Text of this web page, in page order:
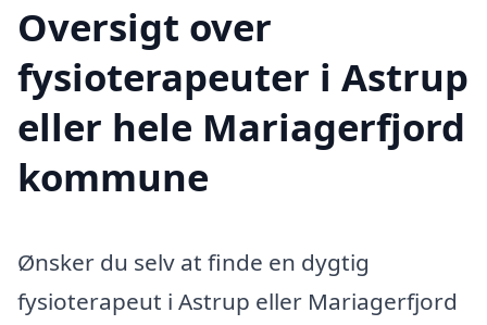
Oversigt over
fysioterapeuter i Astrup
eller hele Mariagerfjord
kommune
Ønsker du selv at finde en dygtig
fysioterapeut i Astrup eller Mariagerfjord